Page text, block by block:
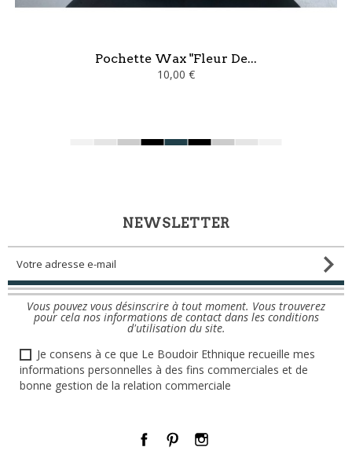
Pochette Wax "Fleur De...
10,00 €
NEWSLETTER
Vous pouvez vous désinscrire à tout moment. Vous trouverez
pour cela nos informations de contact dans les conditions
d'utilisation du site.
Je consens à ce que Le Boudoir Ethnique recueille mes
informations personnelles à des fins commerciales et de
bonne gestion de la relation commerciale
Facebook
PinterestInstagram